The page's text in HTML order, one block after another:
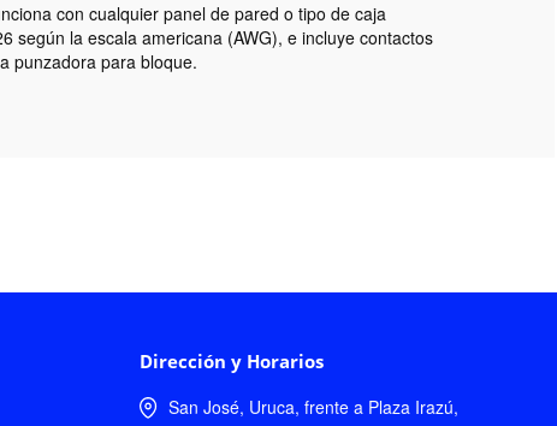
con cualquier panel de pared o tipo de caja
según la escala americana (AWG), e incluye contactos
punzadora para bloque.
Dirección y Horarios
San José, Uruca, frente a Plaza Irazú,